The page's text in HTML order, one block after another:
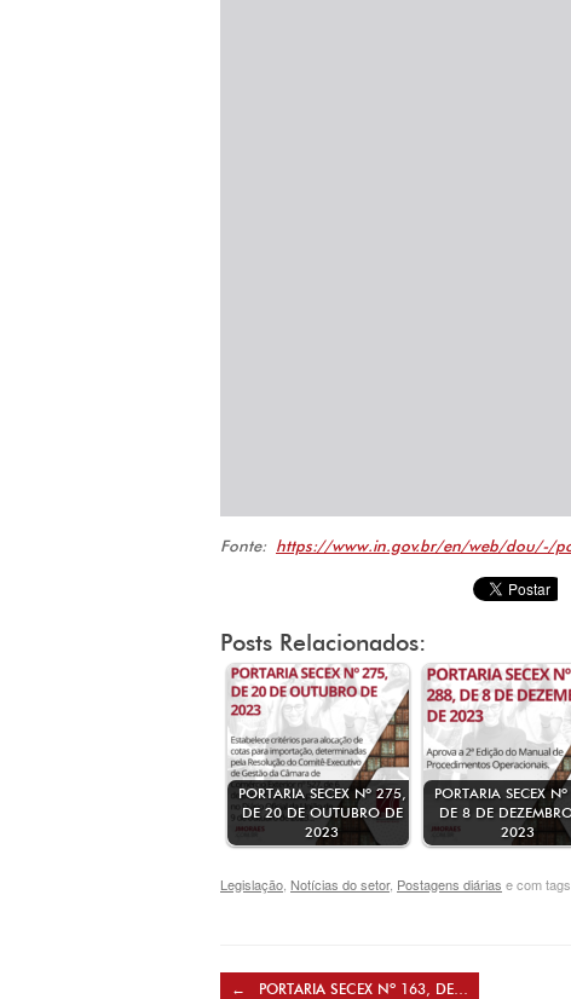
Fonte: https://www.in.gov.br/en/web/dou/-/
Posts Relacionados:
PORTARIA SECEX Nº 275,
DE 20 DE OUTUBRO DE
2023
PORTARIA SECEX
DE 8 DE
2023
Legislação Notícias do setor, Postagens diárias e com tags
Post navigation
← PORTARIA SECEX Nº 163, DE…